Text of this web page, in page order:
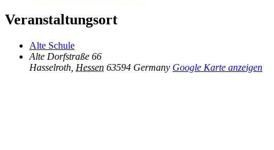
Veranstaltungsort
Alte Schule
Alte Dorfstraße 66
Hasselroth Hessen 63594 Germany Google Karte anzeigen